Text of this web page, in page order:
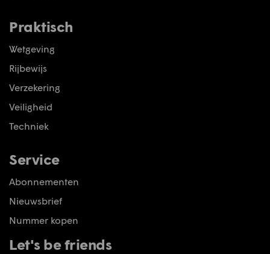
Praktisch
Wetgeving
Rijbewijs
Verzekering
Veiligheid
Techniek
Service
Abonnementen
Nieuwsbrief
Nummer kopen
Let's be friends